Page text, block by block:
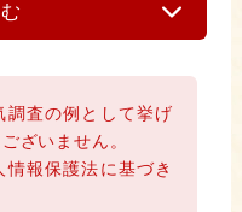
調査の例として挙げ
ざいません。
報保護法に基づき